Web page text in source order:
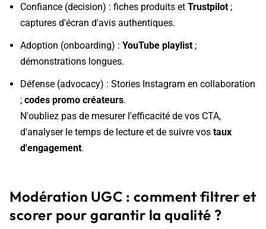
Confiance (decision) : fiches produits et Trustpilot ;
captures d'écran d'avis authentiques.
Adoption (onboarding) : YouTube playlist ;
démonstrations longues.
Défense (advocacy) : Stories Instagram en collaboration
; codes promo créateurs.
N'oubliez pas de mesurer l'efficacité de vos CTA,
d'analyser le temps de lecture et de suivre vos taux
d'engagement.
Modération UGC : comment filtrer et
scorer pour garantir la qualité ?